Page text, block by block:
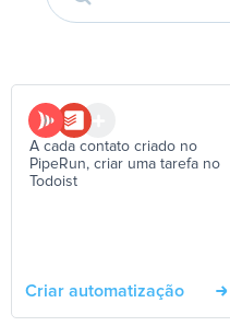
A cada contato criado no
PipeRun, criar uma tarefa no
Todoist
Criar automatização